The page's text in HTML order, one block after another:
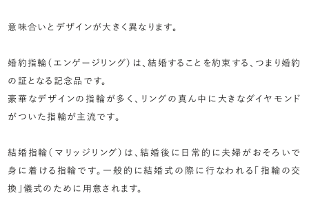
意味合いとデザインが大きく異なります。
婚約指輪（エンゲージリング）は、結婚することを約束する、つまり婚約
の証となる記念品です。
豪華なデザインの指輪が多く、リングの真ん中に大きなダイヤモンド
がついた指輪が主流です。
結婚指輪（マリッジリング）は、結婚後に日常的に夫婦がおそろいで
身に着ける指輪です。一般的に結婚式の際に行なわれる「指輪の交
換」儀式のために用意されます。